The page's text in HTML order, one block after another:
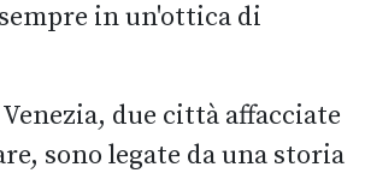
in un'ottica di
due città affacciate
sono legate da una storia